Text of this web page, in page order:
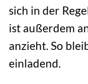
sich in der
ist außerdem
anzieht. So
einladend.